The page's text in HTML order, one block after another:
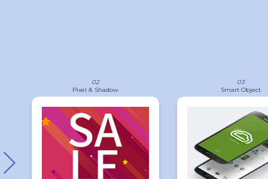
02
Pixel & Shadow
03
Smart Object